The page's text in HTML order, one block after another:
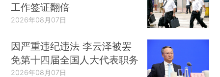
工作签证翻倍
2026年08月07日
因严重违纪违法 李云泽被罢
免第十四届全国人大代表职务
2026年08月07日